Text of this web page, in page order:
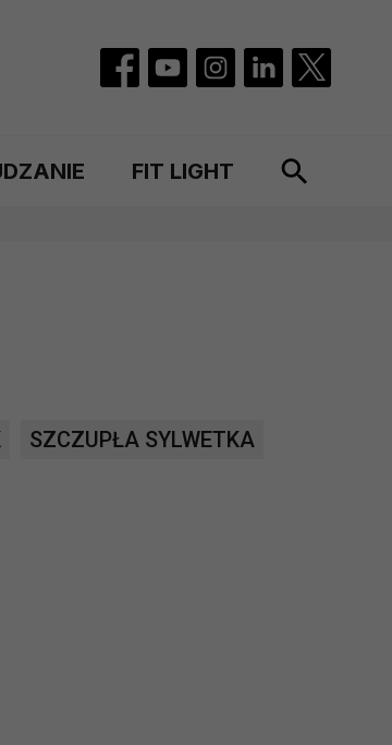
FIT LIGHT
SZCZUPŁA SYLWETKA